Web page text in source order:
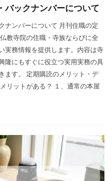
バックナンバーについて
ナンバーについて 月刊住職の定
教寺院の住職・寺族ならびに全
実務情報を提供します。内容は寺
隆にもすぐに役立つ実用実務の具
ます。 定期購読のメリット・デ
リットがある？ １、通常の本屋